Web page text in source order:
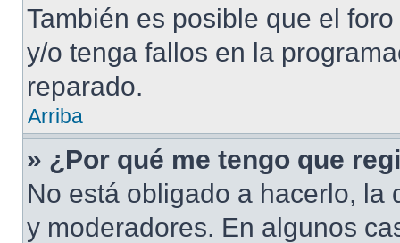
También es posible que el
y/o tenga fallos en la
reparado.
Arriba
» ¿Por qué me tengo que
No está obligado a hacerlo, la
y moderadores. En algunos